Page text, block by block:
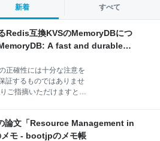
新着 すべて
Redis互換KVSのMemoryDBにつ
A fast and durable
」のメモ - bootjpのメモ帳
正確性には十分な注意を
証するものではありませ
ご指摘いただけますと幸
久性と強い一貫性にフォ
Redisではデータの耐久
論文「Resource Management in
モ - bootjpのメモ帳